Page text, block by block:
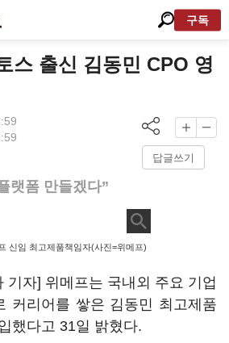
구독
스 출신 김동민 CPO 영
답글쓰기
랫폼 만들겠다”
신임 최고제품책임자(사진=위메프)
기자] 위메프는 국내외 주요 기업
커리어를 쌓은 김동민 최고제품
했다고 31일 밝혔다.